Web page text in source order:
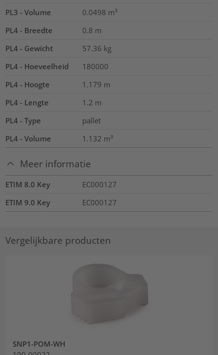
PL3 - Volume
0.0498 m³
PL4 - Breedte
0.8 m
PL4 - Gewicht
57.36 kg
PL4 - Hoeveelheid
180000
PL4 - Hoogte
1.179 m
PL4 - Lengte
1.2 m
PL4 - Type
pallet
PL4 - Volume
1.132 m³
Meer informatie
ETIM 8.0 Key
EC000127
ETIM 9.0 Key
EC000127
Vergelijkbare producten
SNP1-POM-WH